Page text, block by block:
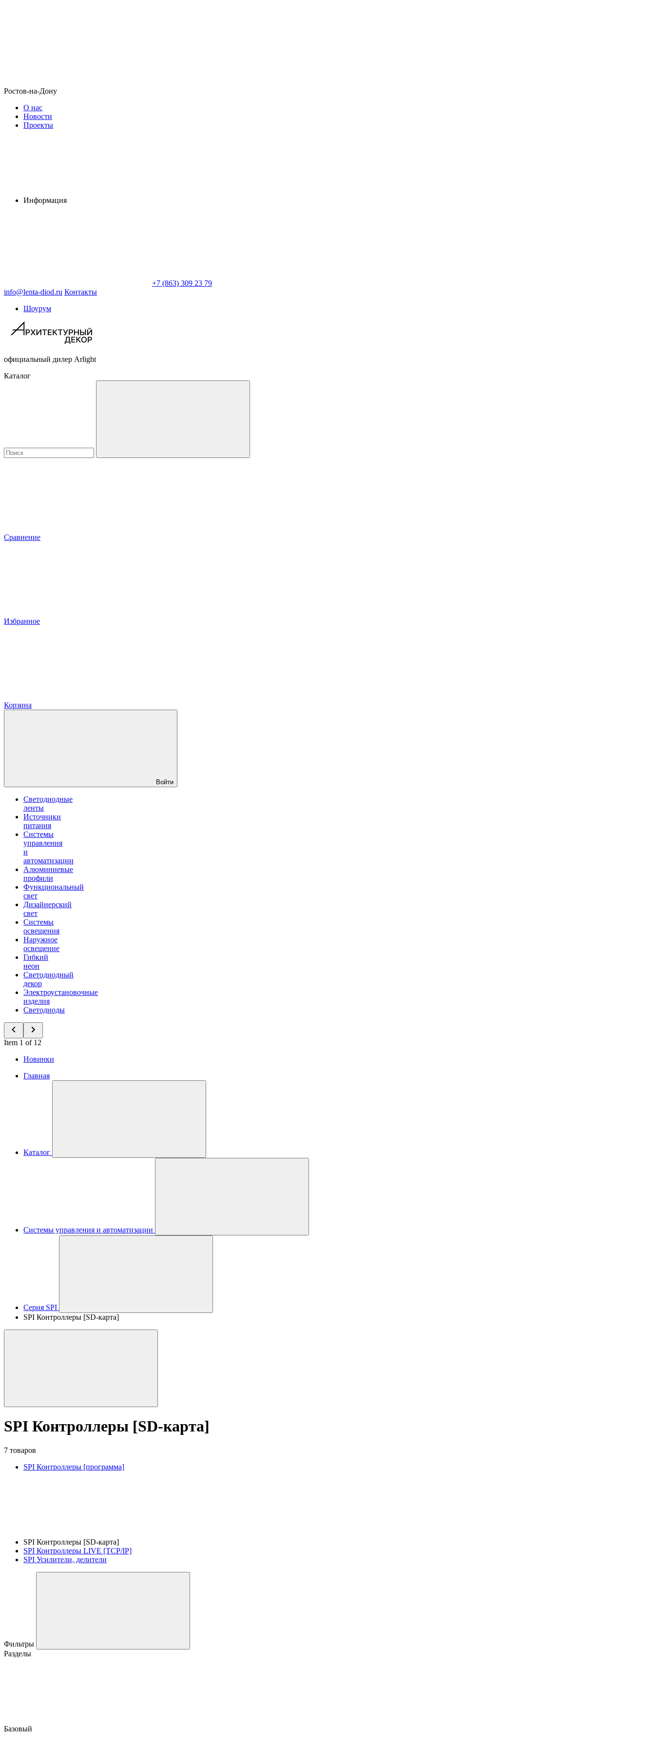
Ростов-на-Дону
О нас
Новости
Проекты
Информация
+7 (863) 309 23 79
info@lenta-diod.ru Контакты
Шоурум
официальный дилер Arlight
Каталог
Сравнение
Избранное
Корзина
Войти
Светодиодные
ленты
Источники
питания
Системы
управления
и
автоматизации
Алюминиевые
профили
Функциональный
свет
Дизайнерский
свет
Системы
освещения
Наружное
освещение
Гибкий
неон
Светодиодный
декор
Электроустановочные
изделия
Светодиоды
Item 1 of 12
Новинки
Главная
Каталог
Системы управления и автоматизации
Серия SPI
SPI Контроллеры [SD-карта]
SPI Контроллеры [SD-карта]
7 товаров
SPI Контроллеры [программа]
SPI Контроллеры [SD-карта]
SPI Контроллеры LIVE [TCP/IP]
SPI Усилители, делители
Фильтры
Разделы
Базовый